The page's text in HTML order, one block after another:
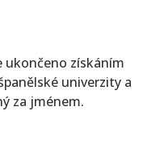
ukončeno získáním
univerzity a
za jménem.